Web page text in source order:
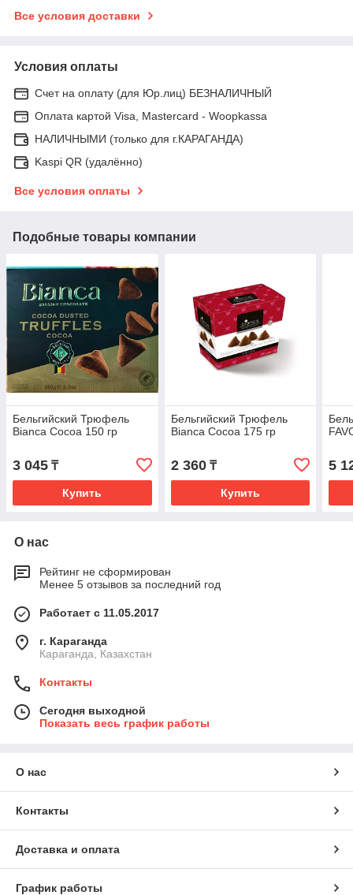
Все условия доставки
Условия оплаты
Счет на оплату (для Юр.лиц) БЕЗНАЛИЧНЫЙ
Оплата картой Visa, Mastercard - Woopkassa
НАЛИЧНЫМИ (только для г.КАРАГАНДА)
Kaspi QR (удалённо)
Все условия оплаты
Подобные товары компании
Бельгийский Трюфель
Bianca Cocoa 150 гр
3 045 ₸
Купить
Бельгийский Трюфель
Bianca Cocoa 175 гр
2 360₸
Купить
5
О нас
Рейтинг не сформирован
Менее 5 отзывов за последний год
Работает с 11.05.2017
г. Караганда
Караганда, Казахстан
Контакты
Сегодня выходной
Показать весь график работы
О нас
Контакты
Доставка и оплата
График работы